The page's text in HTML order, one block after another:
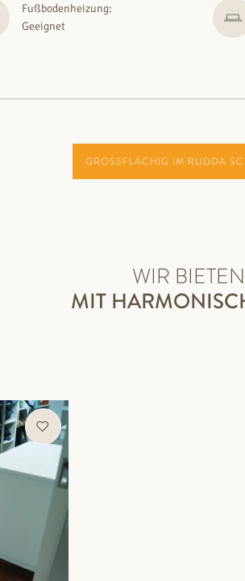
Fußbodenheizung:
Geeignet
GROSSFLÄCHIG IM RUDDA
WIR
MIT